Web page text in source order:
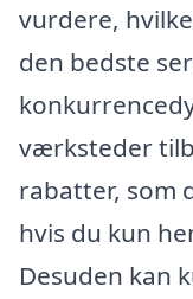
vurdere,
den bedste
værksteder
rabatter, som
hvis du kun
Desuden kan